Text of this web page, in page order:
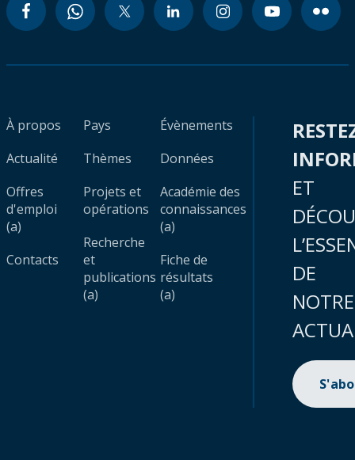
À propos
Actualité
Offres
d'emploi
(a)
Contacts
Pays
Thèmes
Projets et
opérations
Recherche
et
publications
(a)
Évènements
Données
Académie des
connaissances
(a)
Fiche de
résultats
(a)
ET
DE
NOTRE